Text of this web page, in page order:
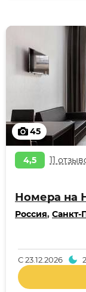
45
4,5 11
Номера на
Россия, Санкт-
С23.12.2026